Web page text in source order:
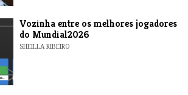
Vozinha entre os melhores jogadores
do Mundial2026
SHEILLA RIBEIRO